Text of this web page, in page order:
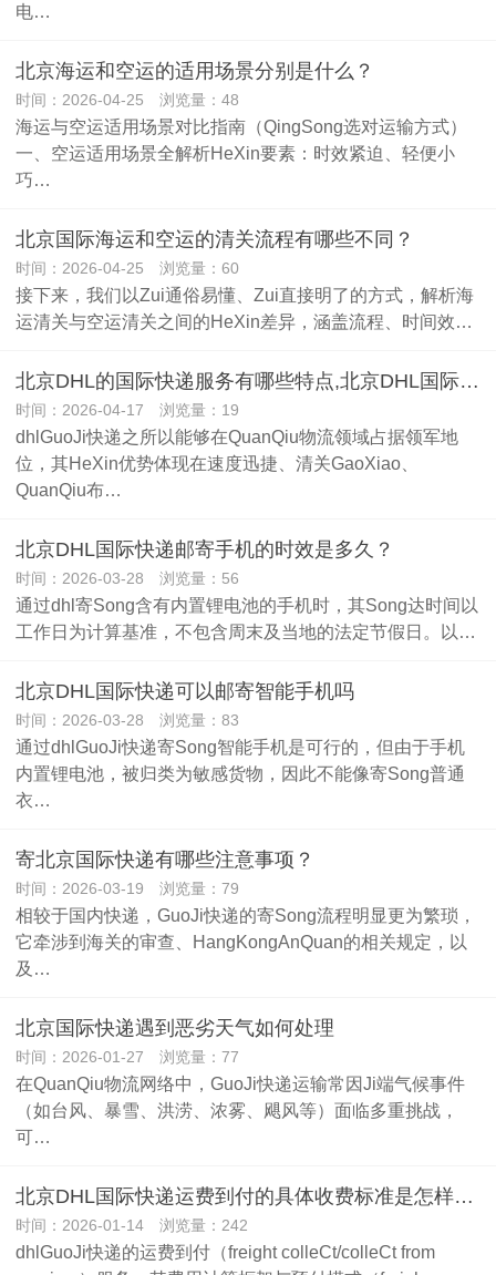
电…
北京海运和空运的适用场景分别是什么？
时间：2026-04-25 浏览量：48
海运与空运适用场景对比指南（QingSong选对运输方式）
一、空运适用场景全解析HeXin要素：时效紧迫、轻便小
巧…
北京国际海运和空运的清关流程有哪些不同？
时间：2026-04-25 浏览量：60
接下来，我们以Zui通俗易懂、Zui直接明了的方式，解析海
运清关与空运清关之间的HeXin差异，涵盖流程、时间效…
北京DHL的国际快递服务有哪些特点,北京DHL国际快递电话
时间：2026-04-17 浏览量：19
dhlGuoJi快递之所以能够在QuanQiu物流领域占据领军地
位，其HeXin优势体现在速度迅捷、清关GaoXiao、
QuanQiu布…
北京DHL国际快递邮寄手机的时效是多久？
时间：2026-03-28 浏览量：56
通过dhl寄Song含有内置锂电池的手机时，其Song达时间以
工作日为计算基准，不包含周末及当地的法定节假日。以…
北京DHL国际快递可以邮寄智能手机吗
时间：2026-03-28 浏览量：83
通过dhlGuoJi快递寄Song智能手机是可行的，但由于手机
内置锂电池，被归类为敏感货物，因此不能像寄Song普通
衣…
寄北京国际快递有哪些注意事项？
时间：2026-03-19 浏览量：79
相较于国内快递，GuoJi快递的寄Song流程明显更为繁琐，
它牵涉到海关的审查、HangKongAnQuan的相关规定，以
及…
北京国际快递遇到恶劣天气如何处理
时间：2026-01-27 浏览量：77
在QuanQiu物流网络中，GuoJi快递运输常因Ji端气候事件
（如台风、暴雪、洪涝、浓雾、飓风等）面临多重挑战，
可…
北京DHL国际快递运费到付的具体收费标准是怎样的？
时间：2026-01-14 浏览量：242
dhlGuoJi快递的运费到付（freight colleCt/colleCt from